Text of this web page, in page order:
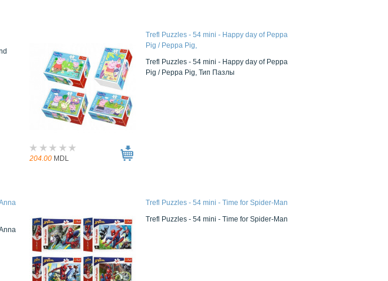
204.00 MDL
Trefl Puzzles - 54 mini - Happy day of Peppa
Pig / Peppa Pig,
Trefl Puzzles - 54 mini - Happy day of Peppa
Pig / Peppa Pig, Тип Пазлы
Trefl Puzzles - 54 mini - Time for Spider-Man
Trefl Puzzles - 54 mini - Time for Spider-Man